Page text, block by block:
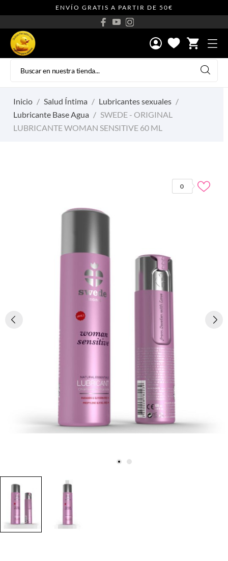
ENVÍO GRATIS A PARTIR DE 50€
shopping_cart
Inicio Salud Íntima
Lubricantes sexuales
Lubricante Base Agua
SWEDE - ORIGINAL
LUBRICANTE WOMAN SENSITIVE 60 ML
0